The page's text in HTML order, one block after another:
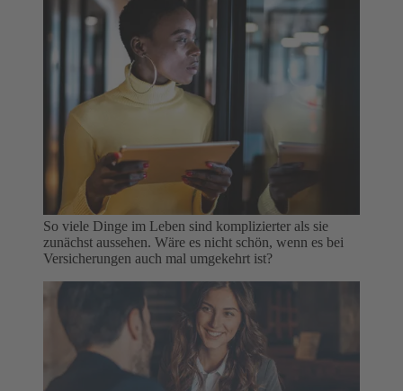
So viele Dinge im Leben sind komplizierter als sie
zunächst aussehen. Wäre es nicht schön, wenn es bei
Versicherungen auch mal umgekehrt ist?